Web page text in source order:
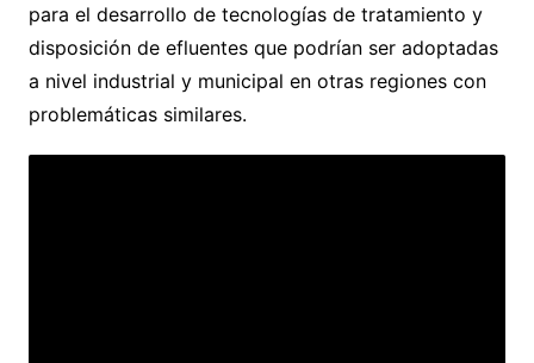
para el desarrollo de tecnologías de tratamiento y
disposición de efluentes que podrían ser adoptadas
a nivel industrial y municipal en otras regiones con
problemáticas similares.